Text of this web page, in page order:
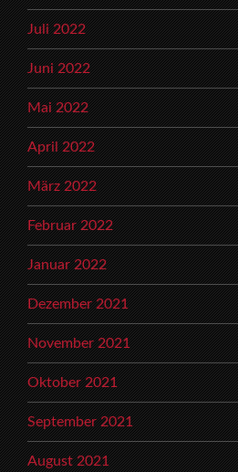
Juli 2022
Juni 2022
Mai 2022
April 2022
März 2022
Februar 2022
Januar 2022
Dezember 2021
November 2021
Oktober 2021
September 2021
August 2021